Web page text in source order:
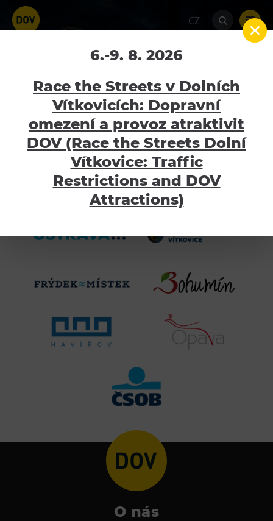
CZ
PARTNEŘI VZDĚLÁVÁNÍ
Home PARTNEŘI VZDĚLÁVÁNÍ
Atraktivity
Bolt Tower
Velký svět techniky
Malý svět techniky U6
Gong
Heligonka
Lezecká stěna
Národní zemědělské muzeum
Dolní Vítkovice
Hornické muzeum
Děkujeme, že podporujete
vzdělávání dětí mateřských
a základních škol u nás
v science centru.
O nás
6.-9. 8. 2026
Race the Streets v Dolních
Vítkovicích: Dopravní
omezení a provoz atraktivit
DOV (Race the Streets Dolní
Vítkovice: Traffic
Restrictions and DOV
Attractions)